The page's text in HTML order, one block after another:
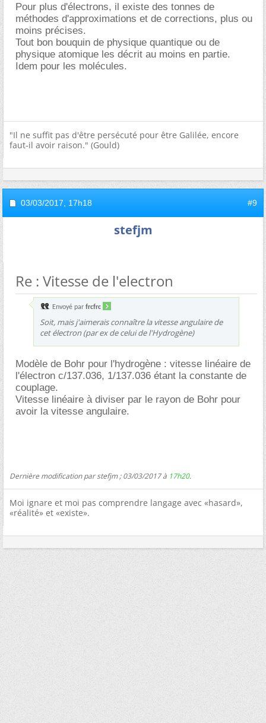
Pour plus d'électrons, il existe des tonnes de
méthodes d'approximations et de corrections, plus ou
moins précises.
Tout bon bouquin de physique quantique ou de
physique atomique les décrit au moins en partie.
Idem pour les molécules.
"Il ne suffit pas d'être persécuté pour être Galilée, encore
faut-il avoir raison." (Gould)
03/03/2017, 17h18 #9
stefjm
Re : Vitesse de l'electron
Envoyé par frcfrc
Soit, mais j'aimerais connaître la vitesse angulaire de
cet électron (par ex de celui de l'Hydrogène)
Modèle de Bohr pour l'hydrogène : vitesse linéaire de
l'électron c/137.036, 1/137.036 étant la constante de
couplage.
Vitesse linéaire à diviser par le rayon de Bohr pour
avoir la vitesse angulaire.
Dernière modification par stefjm ; 03/03/2017 à 17h20.
Moi ignare et moi pas comprendre langage avec «hasard»,
«réalité» et «existe».